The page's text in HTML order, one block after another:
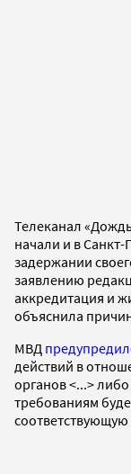
Телеканал
начали и в Санкт-
задержании
заявлению
аккредитация и
объяснила
МВД
действий в
органов <...>
требованиям